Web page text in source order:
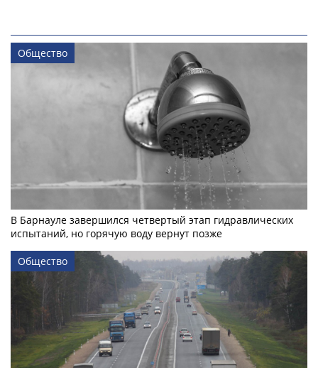
Общество
В Барнауле завершился четвертый этап гидравлических
испытаний, но горячую воду вернут позже
Общество